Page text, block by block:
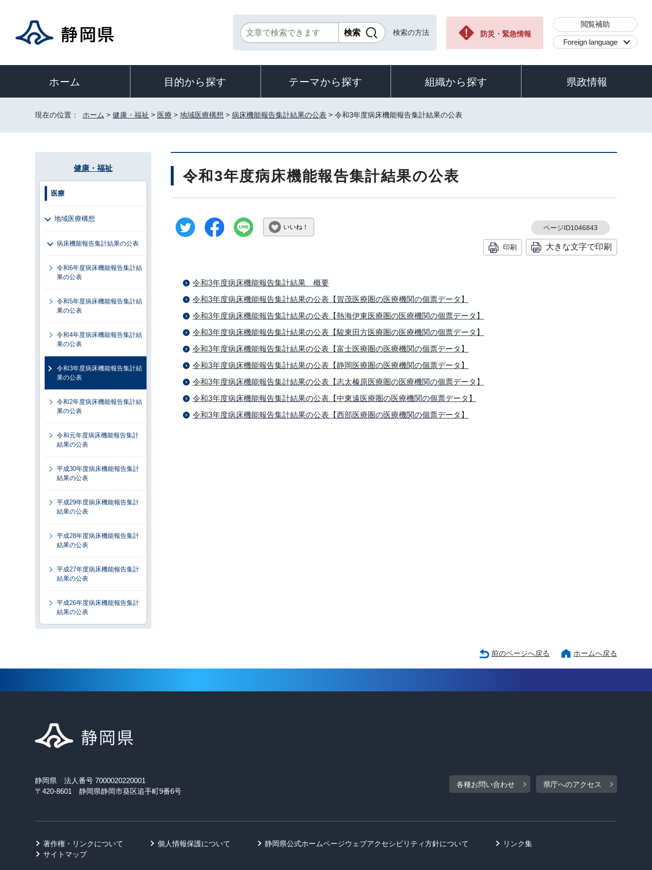
検索の方法 防災・緊急情報
閲覧補助
Foreign language
ホーム 目的から探す テーマから探す 組織から探す 県政情報
現在の位置： ホーム > 健康・福祉 > 医療 > 地域医療構想 > 病床機能報告集計結果の公表 > 令和3年度病床機能報告集計結果の公表
令和3年度病床機能報告集計結果の公表
いいね！ ページID1046843
印刷 大きな文字で印刷
令和3年度病床機能報告集計結果 概要
令和3年度病床機能報告集計結果の公表【賀茂医療圏の医療機関の個票データ】
令和3年度病床機能報告集計結果の公表【熱海伊東医療圏の医療機関の個票データ】
令和3年度病床機能報告集計結果の公表【駿東田方医療圏の医療機関の個票データ】
令和3年度病床機能報告集計結果の公表【富士医療圏の医療機関の個票データ】
令和3年度病床機能報告集計結果の公表【静岡医療圏の医療機関の個票データ】
令和3年度病床機能報告集計結果の公表【志太榛原医療圏の医療機関の個票データ】
令和3年度病床機能報告集計結果の公表【中東遠医療圏の医療機関の個票データ】
令和3年度病床機能報告集計結果の公表【西部医療圏の医療機関の個票データ】
健康・福祉
医療
地域医療構想
病床機能報告集計結果の公表
令和6年度病床機能報告集計結
果の公表
令和5年度病床機能報告集計結
果の公表
令和4年度病床機能報告集計結
果の公表
令和3年度病床機能報告集計結
果の公表
令和2年度病床機能報告集計結
果の公表
令和元年度病床機能報告集計
結果の公表
平成30年度病床機能報告集計
結果の公表
平成29年度病床機能報告集計
結果の公表
平成28年度病床機能報告集計
結果の公表
平成27年度病床機能報告集計
結果の公表
平成26年度病床機能報告集計
結果の公表
前のページへ戻る ホームへ戻る
静岡県 法人番号 7000020220001
〒420-8601 静岡県静岡市葵区追手町9番6号
各種お問い合わせ 県庁へのアクセス
著作権・リンクについて 個人情報保護について 静岡県公式ホームページウェブアクセシビリティ方針について
リンク集
サイトマップ